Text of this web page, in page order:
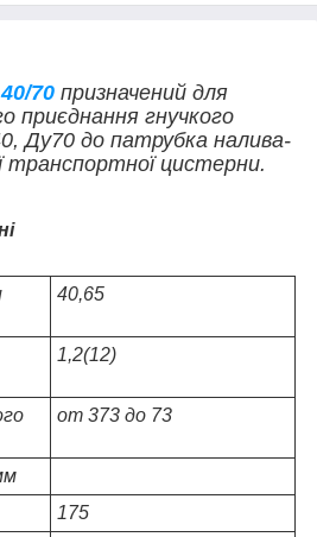
70призначений для
приєднання гнучкого
Ду70 до патрубка налива-
транспортної цистерни.
40,65
1,2(12)
от 373 до 73
175